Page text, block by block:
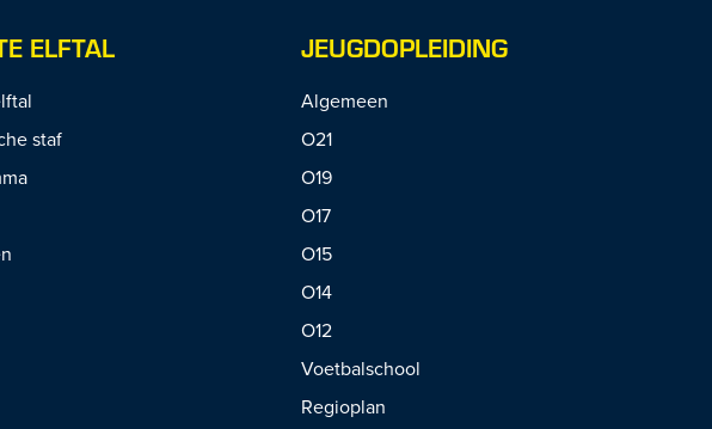
ELFTAL
staf
JEUGDOPLEIDING
Algemeen
O21
O19
O17
O15
O14
O12
Voetbalschool
Regioplan